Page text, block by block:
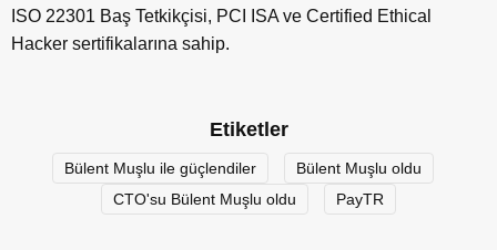
ISO 22301 Baş Tetkikçisi, PCI ISA ve Certified Ethical
Hacker sertifikalarına sahip.
Etiketler
Bülent Muşlu ile güçlendiler
Bülent Muşlu oldu
CTO'su Bülent Muşlu oldu
PayTR